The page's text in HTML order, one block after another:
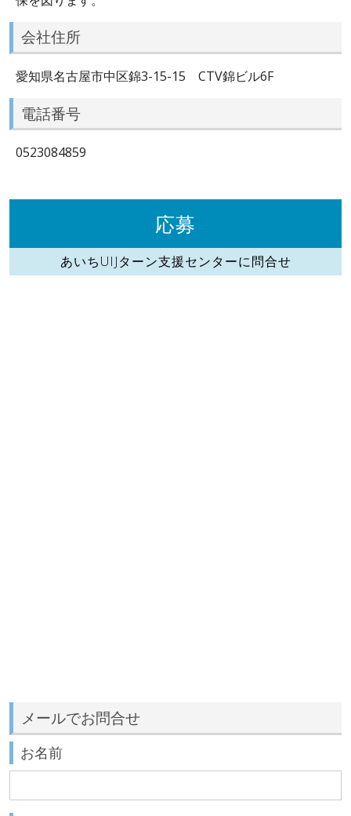
会社住所
愛知県名古屋市中区錦3-15-15 CTV錦ビル6F
電話番号
0523084859
応募
あいちUIJターン支援センターに問合せ
メールでお問合せ
お名前